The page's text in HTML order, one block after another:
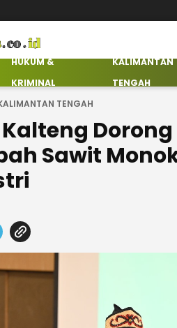
HUKUM &
KRIMINAL
KALIMANTAN
TENGAH
TENGAH
Sawit